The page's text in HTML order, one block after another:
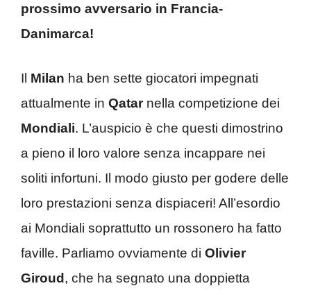
prossimo avversario in Francia-
Danimarca!
Il Milan ha ben sette giocatori impegnati
attualmente in Qatarnella competizione dei
Mondiali. L’auspicio è che questi dimostrino
a pieno il loro valore senza incappare nei
soliti infortuni. Il modo giusto per godere delle
loro prestazioni senza dispiaceri! All’esordio
ai Mondiali soprattutto un rossonero ha fatto
faville. Parliamo ovviamente di Olivier
Giroud , che ha segnato una doppietta